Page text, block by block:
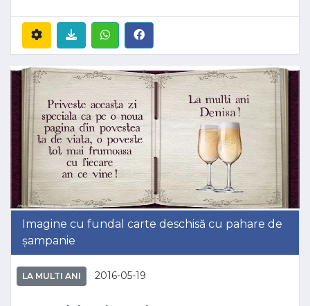
Imagine cu fundal carte deschisă cu pahare de
șampanie
LA MULTI ANI 2016-05-19